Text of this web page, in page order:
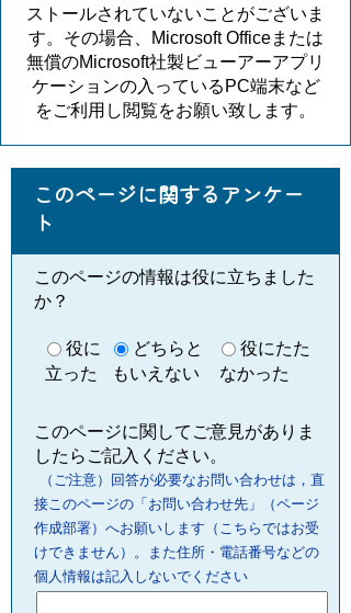
ストールされていないことがございま
す。その場合、Microsoft Officeまたは
無償のMicrosoft社製ビューアーアプリ
ケーションの入っているPC端末など
をご利用し閲覧をお願い致します。
このページに関するアンケー
ト
このページの情報は役に立ちました
か？
役に
立った
どちらと
もいえない
役にたた
なかった
このページに関してご意見がありま
したらご記入ください。
（ご注意）回答が必要なお問い合わせは，直
接このページの「お問い合わせ先」（ページ
作成部署）へお願いします（こちらではお受
けできません）。また住所・電話番号などの
個人情報は記入しないでください